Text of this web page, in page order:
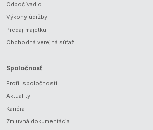
Odpočívadlo
Výkony údržby
Predaj majetku
Obchodná verejná súťaž
Spoločnosť
Profil spoločnosti
Aktuality
Kariéra
Zmluvná dokumentácia